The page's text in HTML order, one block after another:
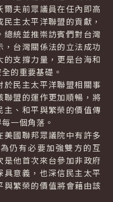
爾夫前眾議員在任內即高
主太平洋聯盟的貢獻，
統並推崇訪賓們對台灣
台灣關係法的立法成功
支撐力量，更是台海和
全的重要基礎。
民主太平洋聯盟相關事
聯盟的運作更加順暢，將
主、和平與繁榮的價值傳
一個角落。
國聯邦眾議院中有許多
仍有必要加強雙方的互
他首次來台參加非政府
意義，也深信民主太平
與繁榮的價值將會藉由該